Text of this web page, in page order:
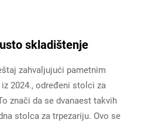
skladištenje
zahvaljujući pametnim
2024., određeni stolci za
znači da se dvanaest takvih
stolca za trpezariju. Ovo se